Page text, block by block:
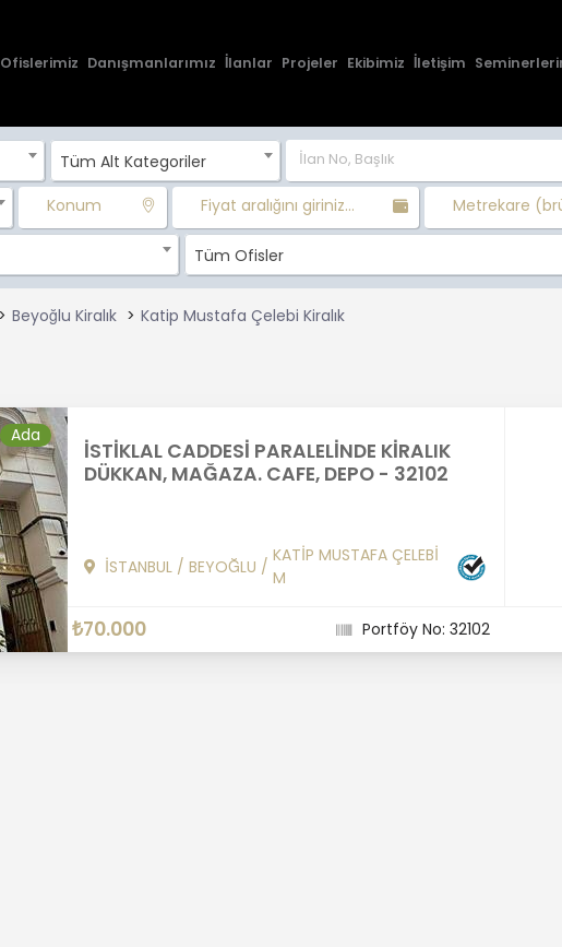
Ofislerimiz Danışmanlarımız İlanlar Projeler Ekibimiz İletişim
Tüm Alt Kategoriler
Konum Fiyat aralığını giriniz... Metrekare
Tüm Ofisler
Beyoğlu Kiralık Katip Mustafa Çelebi Kiralık
Ada
İSTİKLAL CADDESİ PARALELİNDE KİRALIK
DÜKKAN, MAĞAZA. CAFE, DEPO - 32102
İSTANBUL/ BEYOĞLU /
KATİP MUSTAFA ÇELEBİ
M
₺70.000 Portföy No: 32102